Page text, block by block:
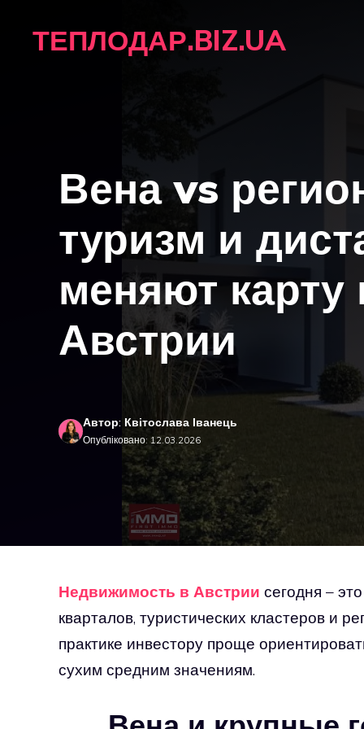
ТЕПЛОДАР.BIZ.UA
Вена vs
туризм и
меняют
Австрии
Автор: Квітослава Іванець
Опубліковано: 12.03.2026
Недвижимость в Австрии сегодня –
кварталов, туристических кластеров и
практике инвестору проще
сухим средним значениям.